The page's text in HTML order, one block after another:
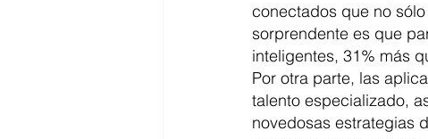
conectados que no
sorprendente es que
inteligentes, 31% más
Por otra parte, las
talento especializado,
novedosas estrategias